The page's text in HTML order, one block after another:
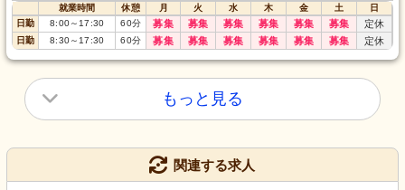
就業時間 休憩 月 火 水 木 金 土
日
日勤
8:00～ 17:30 60分 募集 募集 募集 募集 募集 募集 定休
日勤 8:30～ 17:30 60分 募集 募集 募集 募集 募集 募集 定休
もっと見る
関連する求人